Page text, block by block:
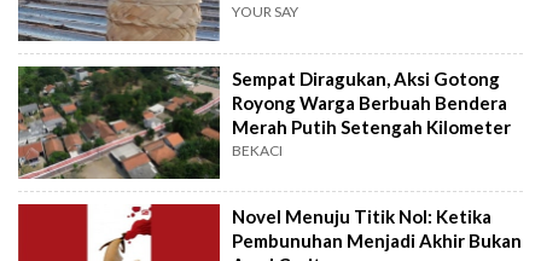
YOUR SAY
Sempat Diragukan, Aksi Gotong
Royong Warga Berbuah Bendera
Merah Putih Setengah Kilometer
BEKACI
Novel Menuju Titik Nol: Ketika
Pembunuhan Menjadi Akhir Bukan